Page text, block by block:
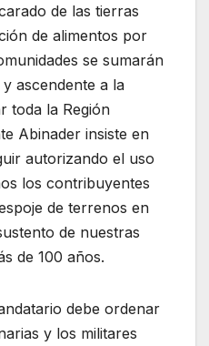
de las tierras
de alimentos por
se sumarán
ascendente a la
toda la Región
Abinader insiste en
autorizando el uso
los contribuyentes
de terrenos en
de nuestras
de 100 años.
debe ordenar
y los militares